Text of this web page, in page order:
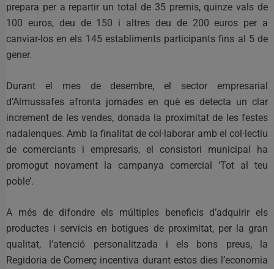
prepara per a repartir un total de 35 premis, quinze vals de
100 euros, deu de 150 i altres deu de 200 euros per a
canviar-los en els 145 establiments participants fins al 5 de
gener.
Durant el mes de desembre, el sector empresarial
d’Almussafes afronta jornades en què es detecta un clar
increment de les vendes, donada la proximitat de les festes
nadalenques. Amb la finalitat de col·laborar amb el col·lectiu
de comerciants i empresaris, el consistori municipal ha
promogut novament la campanya comercial ‘Tot al teu
poble’.
A més de difondre els múltiples beneficis d’adquirir els
productes i servicis en botigues de proximitat, per la gran
qualitat, l’atenció personalitzada i els bons preus, la
Regidoria de Comerç incentiva durant estos dies l’economia